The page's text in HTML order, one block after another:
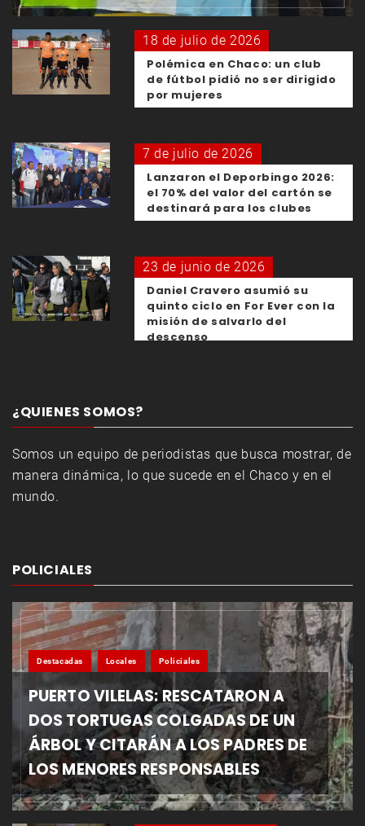
18 de julio de 2026
Polémica en Chaco: un club
de fútbol pidió no ser dirigido
por mujeres
7 de julio de 2026
Lanzaron el Deporbingo 2026:
el 70% del valor del cartón se
destinará para los clubes
23 de junio de 2026
Daniel Cravero asumió su
quinto ciclo en For Ever con la
misión de salvarlo del
descenso
¿QUIENES SOMOS?
Somos un equipo de periodistas que busca mostrar, de
manera dinámica, lo que sucede en el Chaco y en el
mundo.
POLICIALES
Destacadas Locales Policiales
PUERTO VILELAS: RESCATARON A
DOS TORTUGAS COLGADAS DE UN
ÁRBOL Y CITARÁN A LOS PADRES DE
LOS MENORES RESPONSABLES